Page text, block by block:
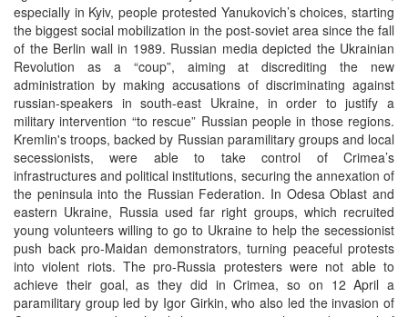
especially in Kyiv, people protested Yanukovich’s choices, starting
the biggest social mobilization in the post-soviet area since the fall
of the Berlin wall in 1989. Russian media depicted the Ukrainian
Revolution as a “coup”, aiming at discrediting the new
administration by making accusations of discriminating against
russian-speakers in south-east Ukraine, in order to justify a
military intervention “to rescue” Russian people in those regions.
Kremlin's troops, backed by Russian paramilitary groups and local
secessionists, were able to take control of Crimea’s
infrastructures and political institutions, securing the annexation of
the peninsula into the Russian Federation. In Odesa Oblast and
eastern Ukraine, Russia used far right groups, which recruited
young volunteers willing to go to Ukraine to help the secessionist
push back pro-Maidan demonstrators, turning peaceful protests
into violent riots. The pro-Russia protesters were not able to
achieve their goal, as they did in Crimea, so on 12 April a
paramilitary group led by Igor Girkin, who also led the invasion of